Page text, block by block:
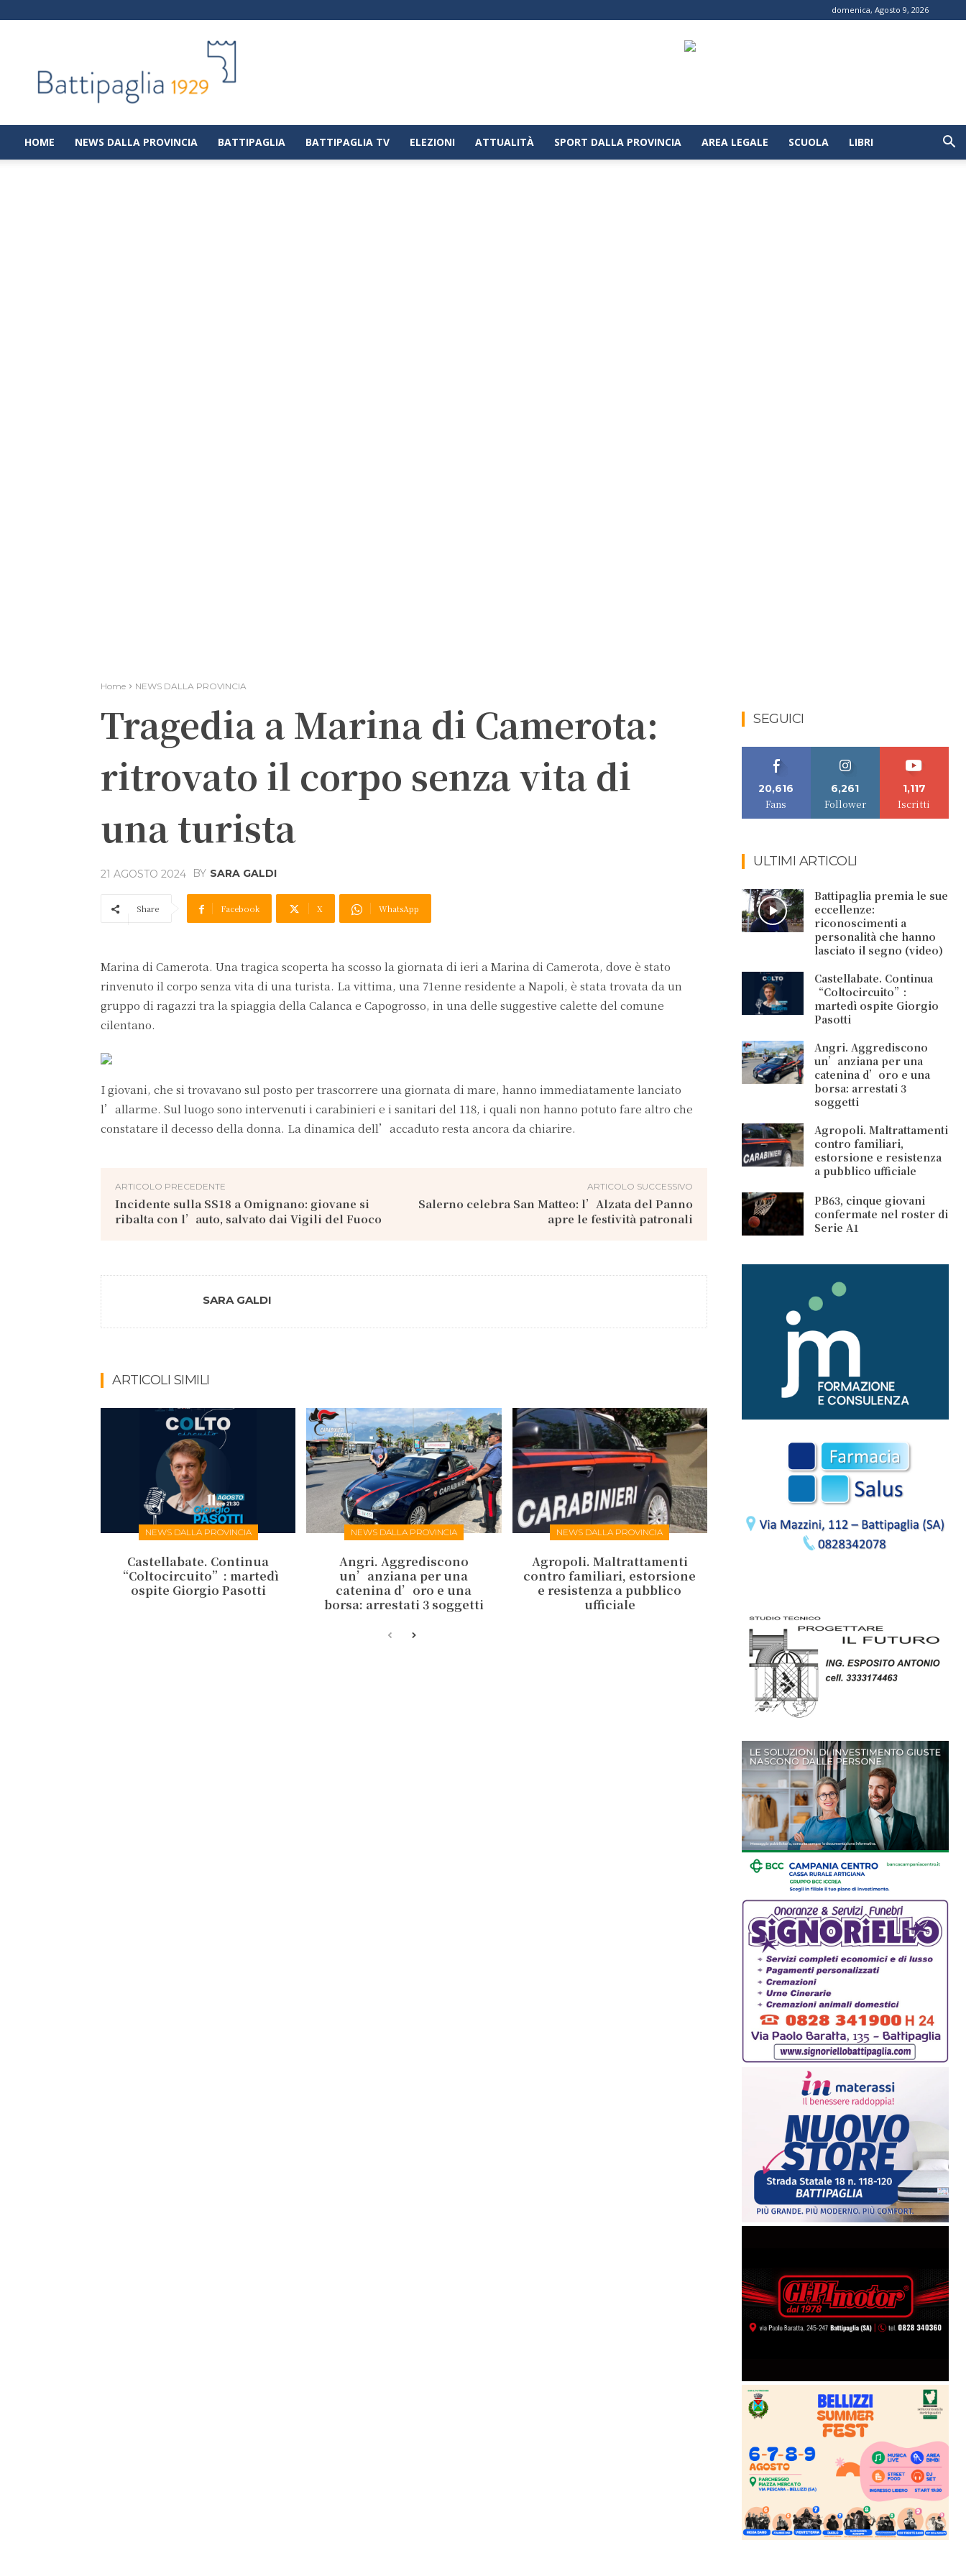
domenica, Agosto 9, 2026
|
Notizie
dalla
città
di
HOME NEWS DALLA PROVINCIA BATTIPAGLIA BATTIPAGLIA TV ELEZIONI ATTUALITÀ SPORT DALLA PROVINCIA AREA LEGALE SCUOLA LIBRI
Home NEWS DALLA PROVINCIA
Tragedia a Marina di Camerota:
ritrovato il corpo senza vita di
una turista
21 AGOSTO 2024 BY SARA GALDI
Share Facebook X WhatsApp
Marina di Camerota. Una tragica scoperta ha scosso la giornata di ieri a Marina di Camerota, dove è stato
rinvenuto il corpo senza vita di una turista. La vittima, una 71enne residente a Napoli, è stata trovata da un
gruppo di ragazzi tra la spiaggia della Calanca e Capogrosso, in una delle suggestive calette del comune
cilentano.
I giovani, che si trovavano sul posto per trascorrere una giornata di mare, hanno immediatamente lanciato
l’allarme. Sul luogo sono intervenuti i carabinieri e i sanitari del 118, i quali non hanno potuto fare altro che
constatare il decesso della donna. La dinamica dell’accaduto resta ancora da chiarire.
ARTICOLO PRECEDENTE
Incidente sulla SS18 a Omignano: giovane si
ribalta con l’auto, salvato dai Vigili del Fuoco
ARTICOLO SUCCESSIVO
Salerno celebra San Matteo: l’Alzata del Panno
apre le festività patronali
SARA GALDI
ARTICOLI SIMILI
NEWS DALLA PROVINCIA
Castellabate. Continua
“Coltocircuito”: martedì
ospite Giorgio Pasotti
NEWS DALLA PROVINCIA
Angri. Aggrediscono
un’anziana per una
catenina d’oro e una
borsa: arrestati 3 soggetti
NEWS DALLA PROVINCIA
Agropoli. Maltrattamenti
contro familiari, estorsione
e resistenza a pubblico
ufficiale
SEGUICI
20,616
Fans
6,261
Follower
1,117
Iscritti
ULTIMI ARTICOLI
Battipaglia premia le sue
eccellenze:
riconoscimenti a
personalità che hanno
lasciato il segno (video)
Castellabate. Continua
“Coltocircuito”:
martedì ospite Giorgio
Pasotti
Angri. Aggrediscono
un’anziana per una
catenina d’oro e una
borsa: arrestati 3
soggetti
Agropoli. Maltrattamenti
contro familiari,
estorsione e resistenza
a pubblico ufficiale
PB63, cinque giovani
confermate nel roster di
Serie A1